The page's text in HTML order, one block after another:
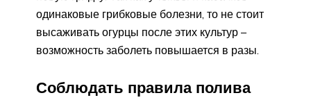
одинаковые грибковые болезни, то не стоит
высаживать огурцы после этих культур –
возможность заболеть повышается в разы.
Соблюдать правила полива